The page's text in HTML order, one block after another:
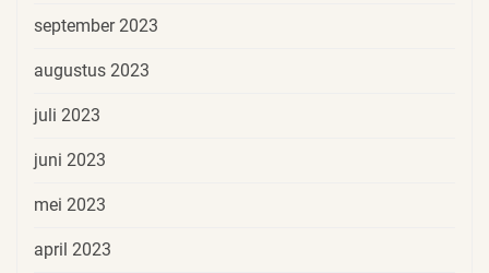
september 2023
augustus 2023
juli 2023
juni 2023
mei 2023
april 2023